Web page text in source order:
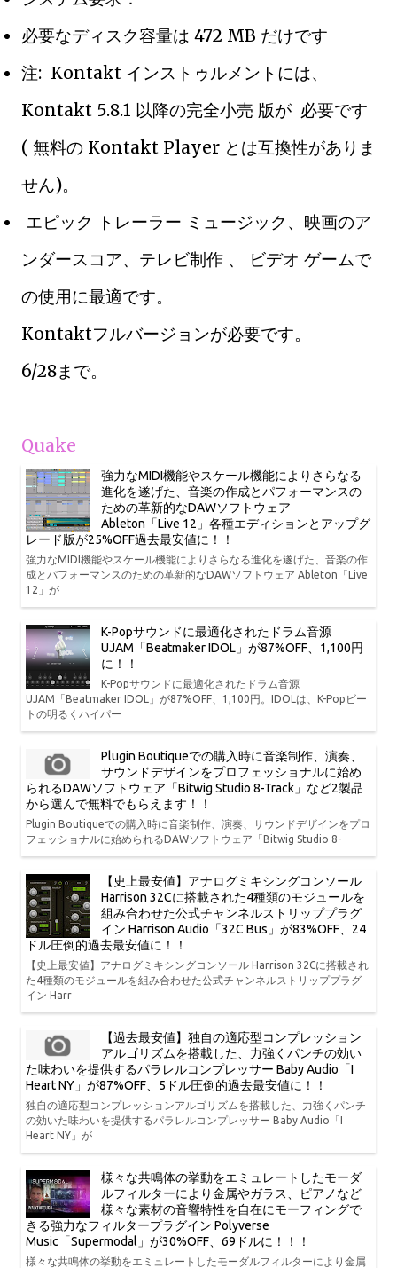
必要なディスク容量は 472 MB だけです
注: Kontakt インストゥルメントには、
Kontakt 5.8.1 以降の完全小売 版が 必要です
( 無料の Kontakt Player とは互換性がありま
せん)。
エピック トレーラー ミュージック、映画のア
ンダースコア、テレビ制作 、 ビデオ ゲームで
の使用に最適です。
Kontaktフルバージョンが必要です。
6/28まで。
Quake
強力なMIDI機能やスケール機能によりさらなる
進化を遂げた、音楽の作成とパフォーマンスの
ための革新的なDAWソフトウェア
Ableton「Live 12」各種エディションとアップグ
レード版が25%OFF過去最安値に！！
強力なMIDI機能やスケール機能によりさらなる進化を遂げた、音楽の作
成とパフォーマンスのための革新的なDAWソフトウェア Ableton「Live
12」が
K-Popサウンドに最適化されたドラム音源
UJAM「Beatmaker IDOL」が87%OFF、1,100円
に！！
K-Popサウンドに最適化されたドラム音源
UJAM「Beatmaker IDOL」が87%OFF、1,100円。IDOLは、K-Popビー
トの明るくハイパー
Plugin Boutiqueでの購入時に音楽制作、演奏、
サウンドデザインをプロフェッショナルに始め
られるDAWソフトウェア「Bitwig Studio 8-Track」など2製品
から選んで無料でもらえます！！
Plugin Boutiqueでの購入時に音楽制作、演奏、サウンドデザインをプロ
フェッショナルに始められるDAWソフトウェア「Bitwig Studio 8-
【史上最安値】アナログミキシングコンソール
Harrison 32Cに搭載された4種類のモジュールを
組み合わせた公式チャンネルストリッププラグ
イン Harrison Audio「32C Bus」が83%OFF、24
ドル圧倒的過去最安値に！！
【史上最安値】アナログミキシングコンソール Harrison 32Cに搭載され
た4種類のモジュールを組み合わせた公式チャンネルストリッププラグ
イン Harr
【過去最安値】独自の適応型コンプレッション
アルゴリズムを搭載した、力強くパンチの効い
た味わいを提供するパラレルコンプレッサー Baby Audio「I
Heart NY」が87%OFF、5ドル圧倒的過去最安値に！！
独自の適応型コンプレッションアルゴリズムを搭載した、力強くパンチ
の効いた味わいを提供するパラレルコンプレッサー Baby Audio「I
Heart NY」が
様々な共鳴体の挙動をエミュレートしたモーダ
ルフィルターにより金属やガラス、ピアノなど
様々な素材の音響特性を自在にモーフィングで
きる強力なフィルタープラグイン Polyverse
Music「Supermodal」が30%OFF、69ドルに！！！
様々な共鳴体の挙動をエミュレートしたモーダルフィルターにより金属